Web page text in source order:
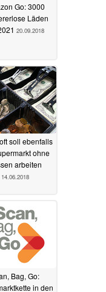
Go: 3000
Läden
20.09.2018
soll ebenfalls
ohne
arbeiten
14.06.2018
Bag, Go:
in den